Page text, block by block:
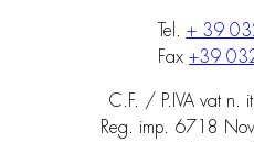
Tel. + 39
Fax +39
C.F. / P.IVA vat n.
Reg. imp. 6718